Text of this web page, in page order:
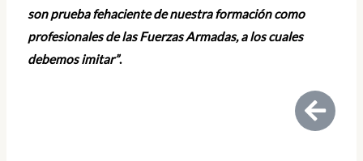
son prueba fehaciente de nuestra formación como
profesionales de las Fuerzas Armadas, a los cuales
debemos imitar”.